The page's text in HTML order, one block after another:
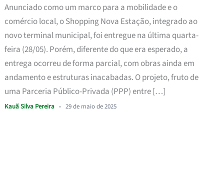
Anunciado como um marco para a mobilidade e o
comércio local, o Shopping Nova Estação, integrado ao
novo terminal municipal, foi entregue na última quarta-
feira (28/05). Porém, diferente do que era esperado, a
entrega ocorreu de forma parcial, com obras ainda em
andamento e estruturas inacabadas. O projeto, fruto de
uma Parceria Público-Privada (PPP) entre […]
Kauã Silva Pereira • 29 de maio de 2025